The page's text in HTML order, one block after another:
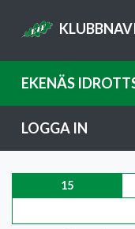
EKENÄS
LOGGA IN
15